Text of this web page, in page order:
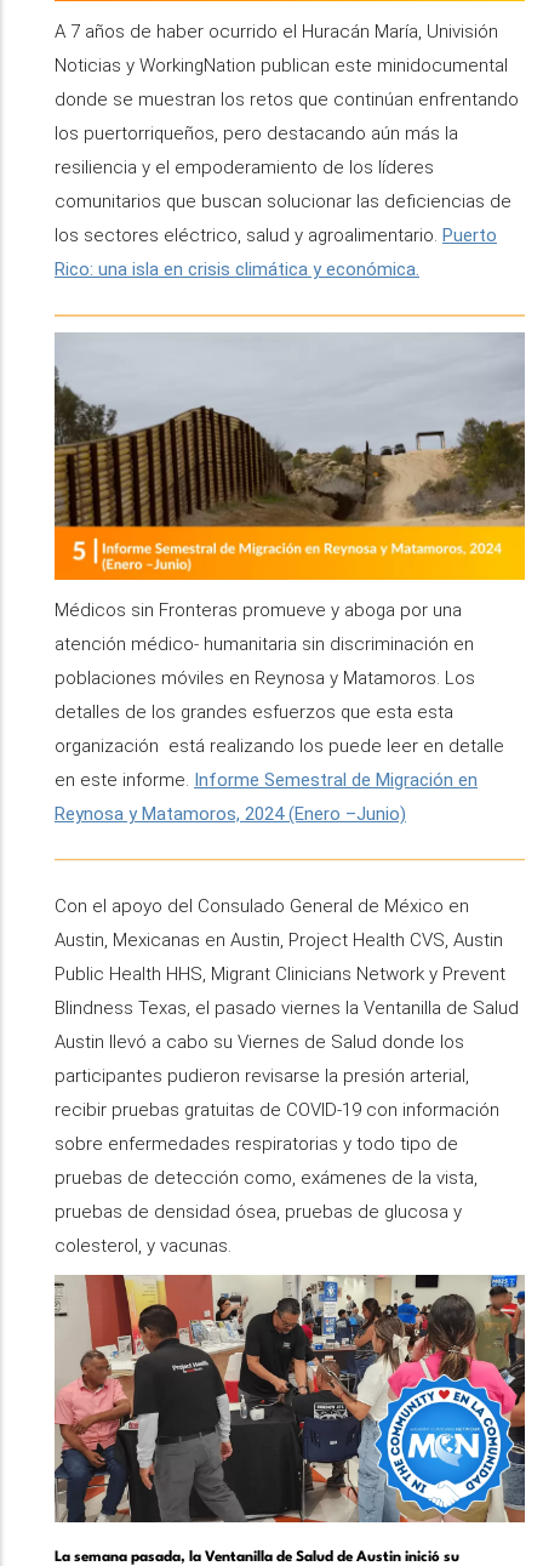
A 7 años de haber ocurrido el Huracán María, Univisión
Noticias y WorkingNation publican este minidocumental
donde se muestran los retos que continúan enfrentando
los puertorriqueños, pero destacando aún más la
resiliencia y el empoderamiento de los líderes
comunitarios que buscan solucionar las deficiencias de
los sectores eléctrico, salud y agroalimentario. Puerto
Rico: una isla en crisis climática y económica.
Médicos sin Fronteras promueve y aboga por una
atención médico- humanitaria sin discriminación en
poblaciones móviles en Reynosa y Matamoros. Los
detalles de los grandes esfuerzos que esta esta
organización está realizando los puede leer en detalle
en este informe. Informe Semestral de Migración en
Reynosa y Matamoros, 2024 (Enero –Junio)
Con el apoyo del Consulado General de México en
Austin, Mexicanas en Austin, Project Health CVS, Austin
Public Health HHS, Migrant Clinicians Network y Prevent
Blindness Texas, el pasado viernes la Ventanilla de Salud
Austin llevó a cabo su Viernes de Salud donde los
participantes pudieron revisarse la presión arterial,
recibir pruebas gratuitas de COVID-19 con información
sobre enfermedades respiratorias y todo tipo de
pruebas de detección como, exámenes de la vista,
pruebas de densidad ósea, pruebas de glucosa y
colesterol, y vacunas.
La semana pasada, la Ventanilla de Salud de Austin inició su